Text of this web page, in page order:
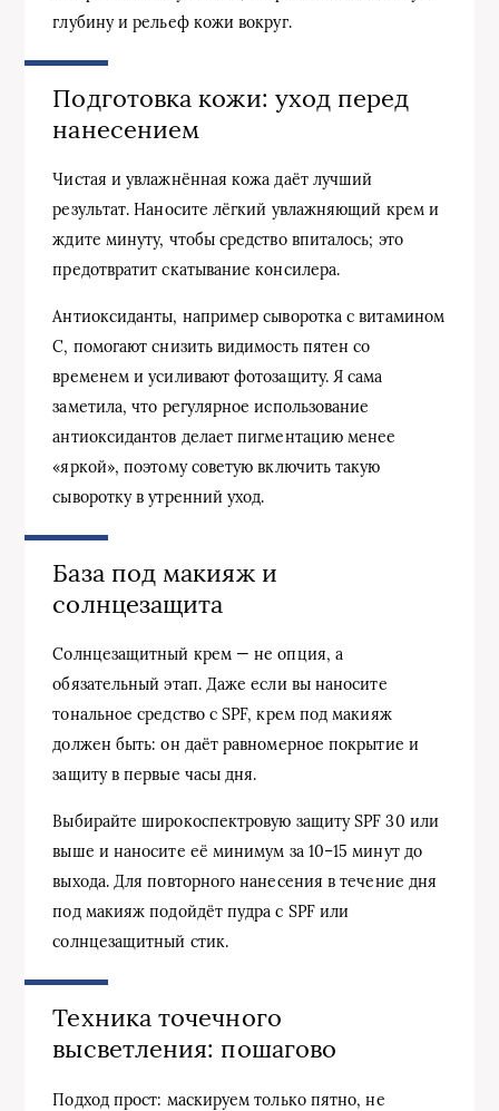
глубину и рельеф кожи вокруг.
Подготовка кожи: уход перед
нанесением
Чистая и увлажнённая кожа даёт лучший
результат. Наносите лёгкий увлажняющий крем и
ждите минуту, чтобы средство впиталось; это
предотвратит скатывание консилера.
Антиоксиданты, например сыворотка с витамином
C, помогают снизить видимость пятен со
временем и усиливают фотозащиту. Я сама
заметила, что регулярное использование
антиоксидантов делает пигментацию менее
«яркой», поэтому советую включить такую
сыворотку в утренний уход.
База под макияж и
солнцезащита
Солнцезащитный крем — не опция, а
обязательный этап. Даже если вы наносите
тональное средство с SPF, крем под макияж
должен быть: он даёт равномерное покрытие и
защиту в первые часы дня.
Выбирайте широкоспектровую защиту SPF 30 или
выше и наносите её минимум за 10–15 минут до
выхода. Для повторного нанесения в течение дня
под макияж подойдёт пудра с SPF или
солнцезащитный стик.
Техника точечного
высветления: пошагово
Подход прост: маскируем только пятно, не